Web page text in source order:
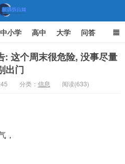
教育网
中小学 高中 大学 问答
: 这个周末很危险, 没事尽量
出门
分类： 信息 阅读(633)
，